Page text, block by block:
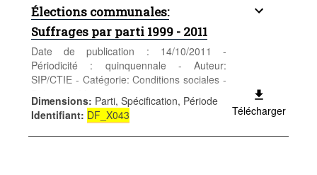
Élections communales:
Suffrages par parti 1999 - 2011
Date de publication : 14/10/2011 -
Périodicité : quinquennale - Auteur:
SIP/CTIE - Catégorie: Conditions sociales -
Politique - Mots-clés: politique
Dimensions: Parti, Spécification, Période
Identifiant: DF_X043 Télécharger